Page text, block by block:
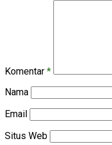
Komentar *
Nama
Email
Situs Web